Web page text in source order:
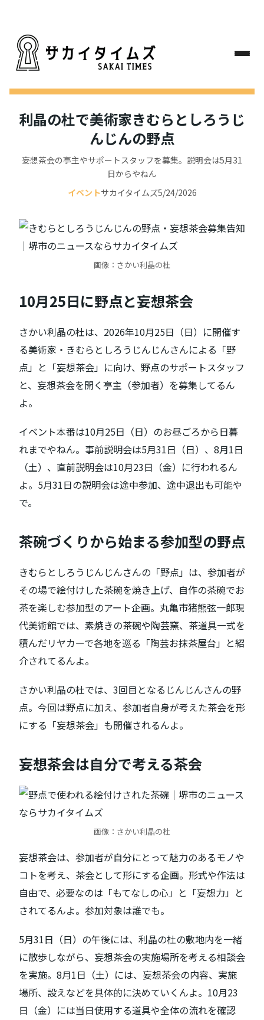
利晶の杜で美術家きむらとしろうじ
んじんの野点
妄想茶会の亭主やサポートスタッフを募集。説明会は5月31
日からやねん
イベントサカイタイムズ5/24/2026
画像：さかい利晶の杜
10月25日に野点と妄想茶会
さかい利晶の杜は、2026年10月25日（日）に開催す
る美術家・きむらとしろうじんじんさんによる「野
点」と「妄想茶会」に向け、野点のサポートスタッフ
と、妄想茶会を開く亭主（参加者）を募集してるん
よ。
イベント本番は10月25日（日）のお昼ごろから日暮
れまでやねん。事前説明会は5月31日（日）、8月1日
（土）、直前説明会は10月23日（金）に行われるん
よ。5月31日の説明会は途中参加、途中退出も可能や
で。
茶碗づくりから始まる参加型の野点
きむらとしろうじんじんさんの「野点」は、参加者が
その場で絵付けした茶碗を焼き上げ、自作の茶碗でお
茶を楽しむ参加型のアート企画。丸亀市猪熊弦一郎現
代美術館では、素焼きの茶碗や陶芸窯、茶道具一式を
積んだリヤカーで各地を巡る「陶芸お抹茶屋台」と紹
介されてるんよ。
さかい利晶の杜では、3回目となるじんじんさんの野
点。今回は野点に加え、参加者自身が考えた茶会を形
にする「妄想茶会」も開催されるんよ。
妄想茶会は自分で考える茶会
画像：さかい利晶の杜
妄想茶会は、参加者が自分にとって魅力のあるモノや
コトを考え、茶会として形にする企画。形式や作法は
自由で、必要なのは「もてなしの心」と「妄想力」と
されてるんよ。参加対象は誰でも。
5月31日（日）の午後には、利晶の杜の敷地内を一緒
に散歩しながら、妄想茶会の実施場所を考える相談会
を実施。8月1日（土）には、妄想茶会の内容、実施
場所、設えなどを具体的に決めていくんよ。10月23
日（金）には当日使用する道具や全体の流れを確認